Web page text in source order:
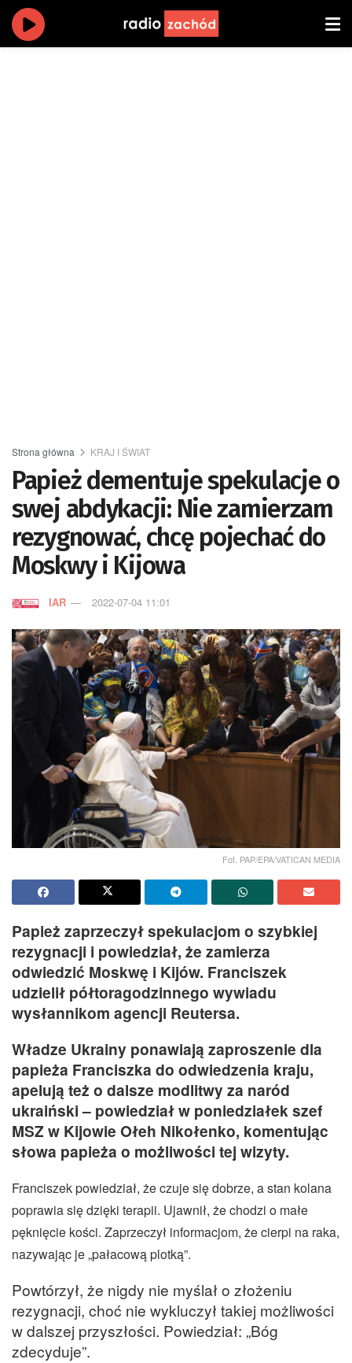
Strona główna KRAJ I ŚWIAT
Papież dementuje spekulacje o
swej abdykacji: Nie zamierzam
rezygnować, chcę pojechać do
Moskwy i Kijowa
IAR 2022-07-04 11:01
Fot. PAP/EPA/VATICAN MEDIA
Papież zaprzeczył spekulacjom o szybkiej
rezygnacji i powiedział, że zamierza
odwiedzić Moskwę i Kijów. Franciszek
udzielił półtoragodzinnego wywiadu
wysłannikom agencji Reutersa.
Władze Ukrainy ponawiają zaproszenie dla
papieża Franciszka do odwiedzenia kraju,
apelują też o dalsze modlitwy za naród
ukraiński – powiedział w poniedziałek szef
MSZ w Kijowie Ołeh Nikołenko, komentując
słowa papieża o możliwości tej wizyty.
Franciszek powiedział, że czuje się dobrze, a stan kolana
poprawia się dzięki terapii. Ujawnił, że chodzi o małe
pęknięcie kości. Zaprzeczył informacjom, że cierpi na raka,
nazywając je „pałacową plotką”.
Powtórzył, że nigdy nie myślał o złożeniu
rezygnacji, choć nie wykluczył takiej możliwości
w dalszej przyszłości. Powiedział: „Bóg
zdecyduje”.